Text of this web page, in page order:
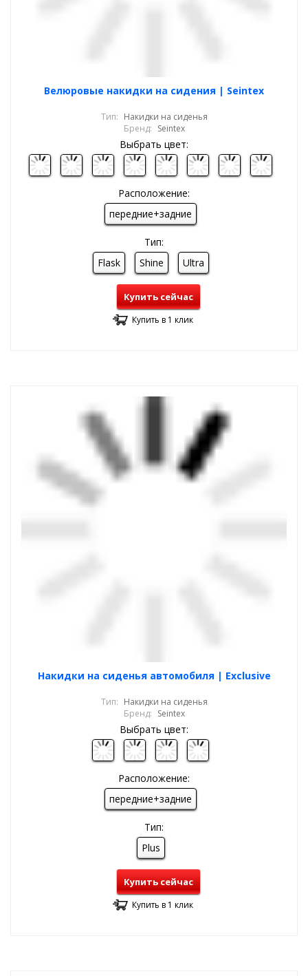
Велюровые накидки на сидения | Seintex
Тип: Накидки на сиденья
Бренд: Seintex
Выбрать цвет:
Расположение:
передние+задние
Тип:
Flask
Shine Ultra
Купить сейчас
Купить в 1 клик
Накидки на сиденья автомобиля | Exclusive
Тип: Накидки на сиденья
Бренд: Seintex
Выбрать цвет:
Расположение:
передние+задние
Тип:
Plus
Купить сейчас
Купить в 1 клик